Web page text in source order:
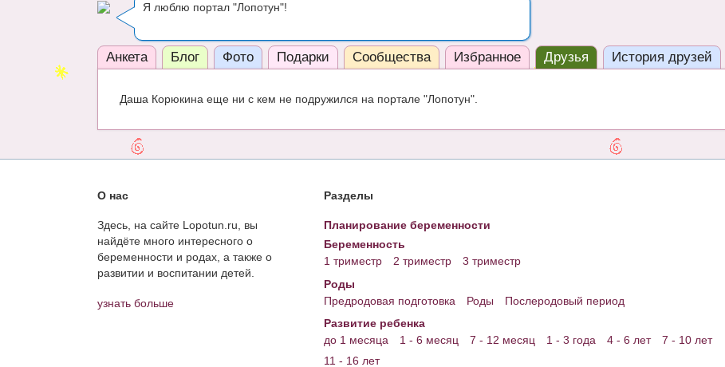
Я люблю портал "Лопотун"!
Анкета Блог Фото Подарки Сообщества Избранное Друзья История друзей
Даша Корюкина еще ни с кем не подружился на портале "Лопотун".
О нас
Здесь, на сайте Lopotun.ru, вы
найдёте много интересного о
беременности и родах, а также о
развитии и воспитании детей.
узнать больше
Разделы
Планирование беременности
Беременность
1 триместр
2 триместр
3 триместр
Роды
Предродовая подготовка
Роды
Послеродовый период
Развитие ребенка
до 1 месяца
1 - 6 месяц 7 - 12 месяц 1 - 3 года 4 - 6 лет
7 - 10 лет
11 - 16 лет